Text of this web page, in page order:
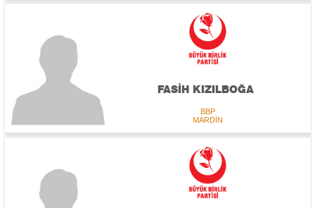
FASİH KIZILBOĞA
BBP
MARDİN